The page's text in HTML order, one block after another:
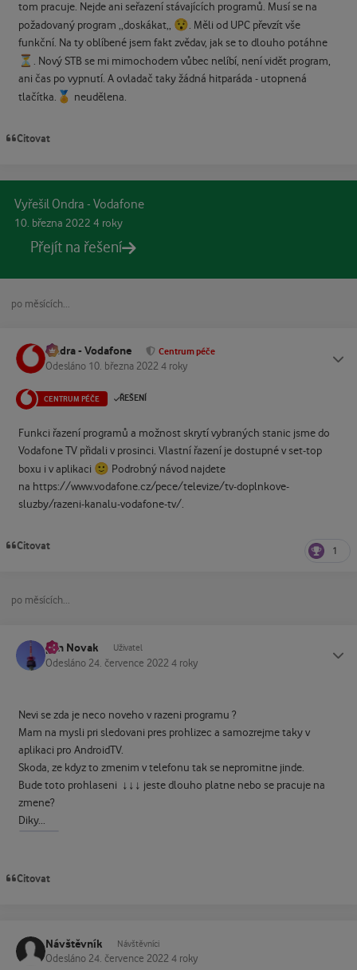
tom pracuje. Nejde ani seřazení stávajících programů. Musí se na
požadovaný program ,,doskákat,, 😯. Měli od UPC převzít vše
funkční. Na ty oblíbené jsem fakt zvědav, jak se to dlouho potáhne
⏳ . Nový STB se mi mimochodem vůbec nelíbí, není vidět program,
ani čas po vypnutí. A ovladač taky žádná hitparáda - utopnená
tlačítka. 🏅 neudělena.
Citovat
Vyřešil Ondra - Vodafone
10. března 2022 4 roky
Přejít na řešení
po měsících...
Ondra - Vodafone Centrum péče
Odesláno 10. března 2022 4 roky
CENTRUM PÉČE ŘEŠENÍ
Funkci řazení programů a možnost skrytí vybraných stanic jsme do
Vodafone TV přidali v prosinci. Vlastní řazení je dostupné v set-top
boxu i v aplikaci 🙂 Podrobný návod najdete
na https://www.vodafone.cz/pece/televize/tv-doplnkove-
sluzby/razeni-kanalu-vodafone-tv/.
Citovat 1
po měsících...
pan Novak Uživatel
Odesláno 24. července 2022 4 roky
Nevi se zda je neco noveho v razeni programu ?
Mam na mysli pri sledovani pres prohlizec a samozrejme taky v
aplikaci pro AndroidTV.
Skoda, ze kdyz to zmenim v telefonu tak se nepromitne jinde.
Bude toto prohlaseni ↓↓↓ jeste dlouho platne nebo se pracuje na
zmene?
Diky...
Citovat
Návštěvník Návštěvníci
Odesláno 24. července 2022 4 roky